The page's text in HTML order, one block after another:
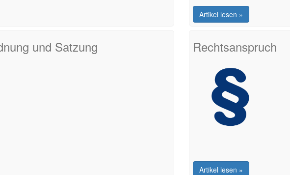
Artikel lesen »
und Satzung Rechtsanspruch
Artikel lesen »